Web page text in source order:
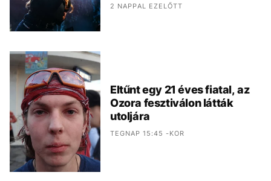
2 NAPPAL EZELŐTT
Eltűnt egy 21 éves fiatal, az
Ozora fesztiválon látták
utoljára
TEGNAP 15:45 -KOR